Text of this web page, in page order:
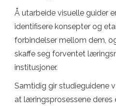
Å utarbeide visuelle guider
identifisere konsepter og
forbindelser mellom dem,
skaffe seg forventet
institusjoner.
Samtidig gir studieguidene
at læringsprosessene deres